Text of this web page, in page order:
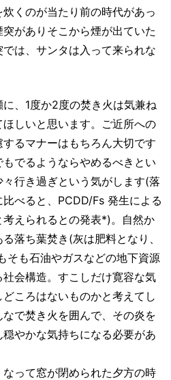
くのが当たり前の時代があっ
がありそこから煙が出ていた
は、サンタは入って来られな
、1度か2度の焚き火は気兼ね
しいと思います。ご近所への
るマナーはもちろん大切です
でるようならやめるべきとい
行き過ぎという気がします(落
べると、PCDD/Fs 発生による
えられるとの発表*)。自然か
落ち葉焚き(灰は肥料となり、
そも石油やガスなどの地下資源
会構造。すこしだけ寛容な気
ころはないものかと考えてし
で焚き火を囲んで、その炎を
やかな気持ちになる必要があ
って窓が閉められた夕方の時